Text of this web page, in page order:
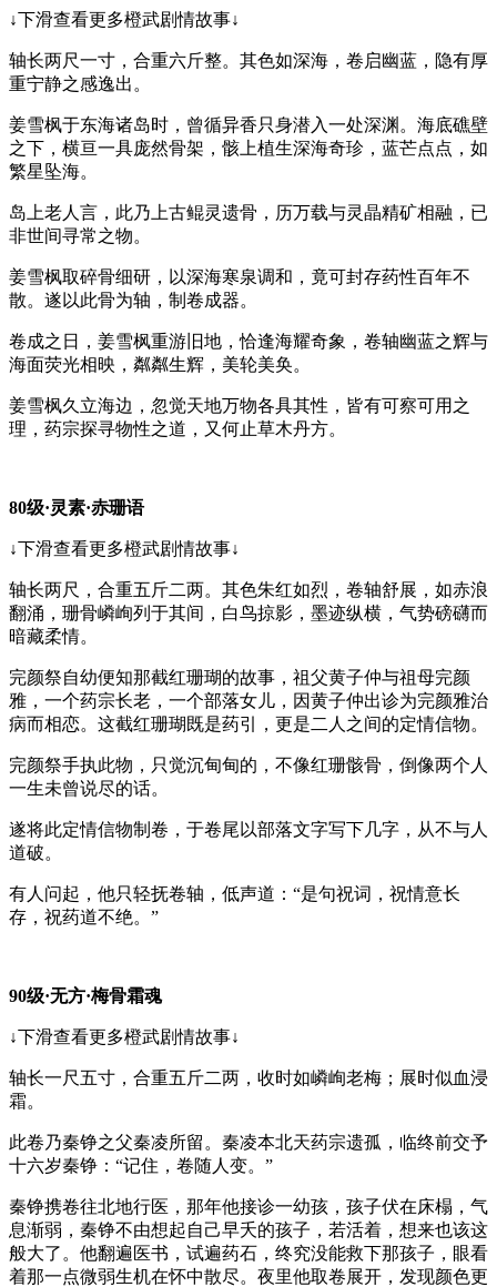
↓下滑查看更多橙武剧情故事↓
轴长两尺一寸，合重六斤整。其色如深海，卷启幽蓝，隐有厚
重宁静之感逸出。
姜雪枫于东海诸岛时，曾循异香只身潜入一处深渊。海底礁壁
之下，横亘一具庞然骨架，骸上植生深海奇珍，蓝芒点点，如
繁星坠海。
岛上老人言，此乃上古鲲灵遗骨，历万载与灵晶精矿相融，已
非世间寻常之物。
姜雪枫取碎骨细研，以深海寒泉调和，竟可封存药性百年不
散。遂以此骨为轴，制卷成器。
卷成之日，姜雪枫重游旧地，恰逢海耀奇象，卷轴幽蓝之辉与
海面荧光相映，粼粼生辉，美轮美奂。
姜雪枫久立海边，忽觉天地万物各具其性，皆有可察可用之
理，药宗探寻物性之道，又何止草木丹方。
80级·灵素·赤珊语
↓下滑查看更多橙武剧情故事↓
轴长两尺，合重五斤二两。其色朱红如烈，卷轴舒展，如赤浪
翻涌，珊骨嶙峋列于其间，白鸟掠影，墨迹纵横，气势磅礴而
暗藏柔情。
完颜祭自幼便知那截红珊瑚的故事，祖父黄子仲与祖母完颜
雅，一个药宗长老，一个部落女儿，因黄子仲出诊为完颜雅治
病而相恋。这截红珊瑚既是药引，更是二人之间的定情信物。
完颜祭手执此物，只觉沉甸甸的，不像红珊骸骨，倒像两个人
一生未曾说尽的话。
遂将此定情信物制卷，于卷尾以部落文字写下几字，从不与人
道破。
有人问起，他只轻抚卷轴，低声道：“是句祝词，祝情意长
存，祝药道不绝。”
90级·无方·梅骨霜魂
↓下滑查看更多橙武剧情故事↓
轴长一尺五寸，合重五斤二两，收时如嶙峋老梅；展时似血浸
霜。
此卷乃秦铮之父秦凌所留。秦凌本北天药宗遗孤，临终前交予
十六岁秦铮：“记住，卷随人变。”
秦铮携卷往北地行医，那年他接诊一幼孩，孩子伏在床榻，气
息渐弱，秦铮不由想起自己早夭的孩子，若活着，想来也该这
般大了。他翻遍医书，试遍药石，终究没能救下那孩子，眼看
着那一点微弱生机在怀中散尽。夜里他取卷展开，发现颜色更